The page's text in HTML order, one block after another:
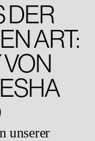
DER
ART:
unserer